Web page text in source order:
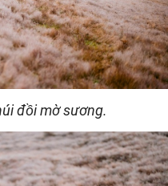
đồi mờ sương.